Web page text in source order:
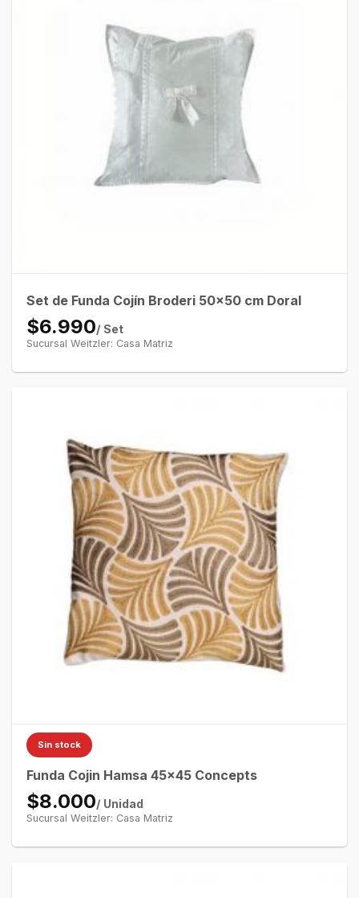
Set de Funda Cojín Broderi 50×50 cm Doral
$6.990/ Set
Sucursal Weitzler: Casa Matriz
Sin stock
Funda Cojin Hamsa 45×45 Concepts
$8.000/ Unidad
Sucursal Weitzler: Casa Matriz